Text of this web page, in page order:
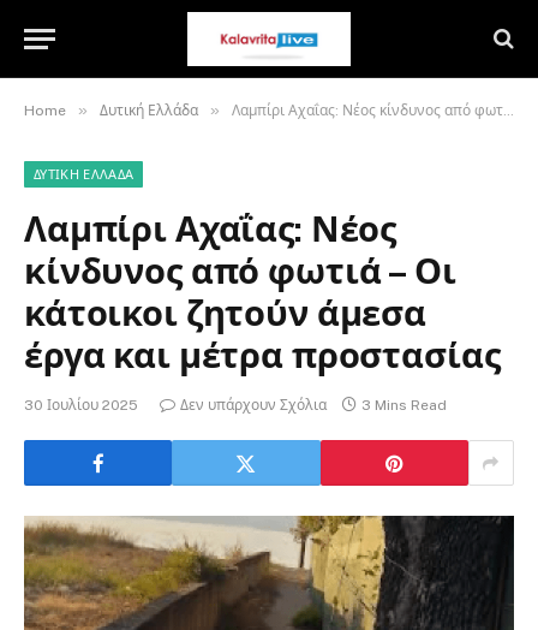
Home » Δυτική Ελλάδα » Λαμπίρι Αχαΐας: Νέος κίνδυνος από φωτιά – Οι κάτοικοι ζητούν άμεσα έργα και μέτρα προστασίας
ΔΥΤΙΚΉ ΕΛΛΆΔΑ
Λαμπίρι Αχαΐας: Νέος
κίνδυνος από φωτιά – Οι
κάτοικοι ζητούν άμεσα
έργα και μέτρα προστασίας
30 Ιουλίου 2025 Δεν υπάρχουν Σχόλια 3 Mins Read